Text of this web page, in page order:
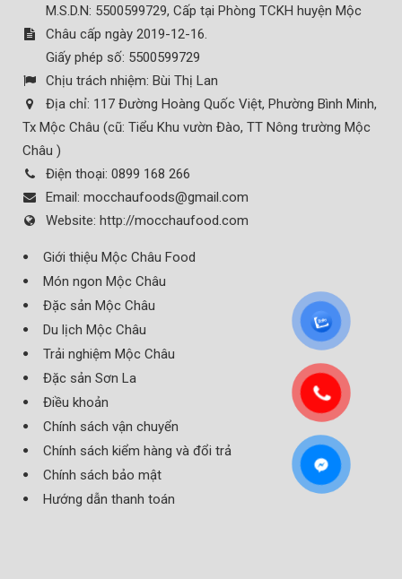
M.S.D.N: 5500599729, Cấp tại Phòng TCKH huyện Mộc
Châu cấp ngày 2019-12-16.
Giấy phép số: 5500599729
Chịu trách nhiệm: Bùi Thị Lan
Địa chỉ: 117 Đường Hoàng Quốc Việt, Phường Bình Minh,
Tx Mộc Châu (cũ: Tiểu Khu vườn Đào, TT Nông trường Mộc
Châu )
Điện thoại: 0899 168 266
Email: mocchaufoods@gmail.com
Website: http://mocchaufood.com
Giới thiệu Mộc Châu Food
Món ngon Mộc Châu
Đặc sản Mộc Châu
Du lịch Mộc Châu
Trải nghiệm Mộc Châu
Đặc sản Sơn La
Điều khoản
Chính sách vận chuyển
Chính sách kiểm hàng và đổi trả
Chính sách bảo mật
Hướng dẫn thanh toán